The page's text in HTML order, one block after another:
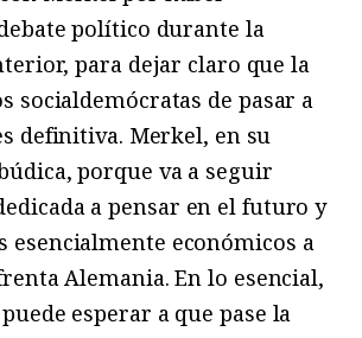
político durante la
para dejar claro que la
socialdemócratas de pasar a
definitiva. Merkel, en su
porque va a seguir
a pensar en el futuro y
esencialmente económicos a
Alemania. En lo esencial,
esperar a que pase la